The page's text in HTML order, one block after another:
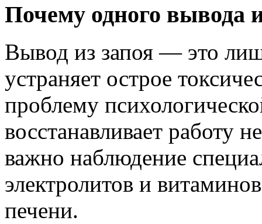
Почему одного вывода
Вывод из запоя — это
устраняет острое
проблему
восстанавливает работу
важно наблюдение
электролитов и
печени.